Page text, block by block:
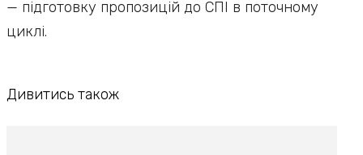
— підготовку пропозицій до СПІ в поточному
циклі.
Дивитись також